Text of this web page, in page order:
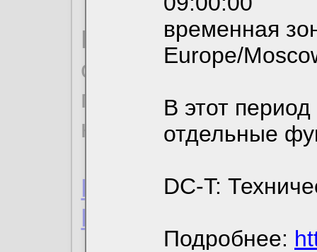
временная
Europe/
В этот
отдельные
DC-T:
Подробнее:
По
ознакомиться с
пользовательским
Пользовательское
Политика